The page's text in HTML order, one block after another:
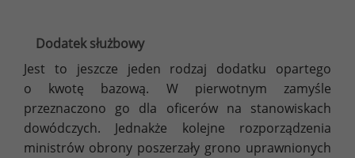
Dodatek służbowy
Jest to jeszcze jeden rodzaj dodatku opartego
o kwotę bazową. W pierwotnym zamyśle
przeznaczono go dla oficerów na stanowiskach
dowódczych. Jednakże kolejne rozporządzenia
ministrów obrony poszerzały grono uprawnionych